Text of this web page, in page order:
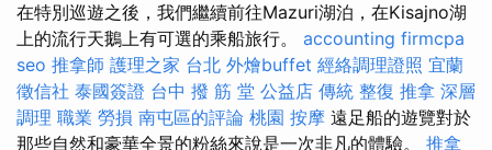
在特別巡遊之後，我們繼續前往Mazuri湖泊，在Kisajno湖
上的流行天鵝上有可選的乘船旅行。 accounting firmcpa
seo 推拿師 護理之家 台北 外燴buffet 經絡調理證照 宜蘭
徵信社 泰國簽證 台中 撥 筋 堂 公益店 傳統 整復 推拿 深層
調理 職業 勞損 南屯區的評論 桃園 按摩 遠足船的遊覽對於
那些自然和豪華全景的粉絲來說是一次非凡的體驗。 推拿